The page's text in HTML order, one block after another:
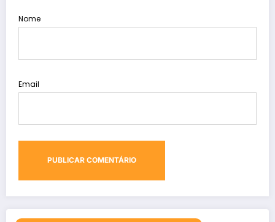
Nome
Email